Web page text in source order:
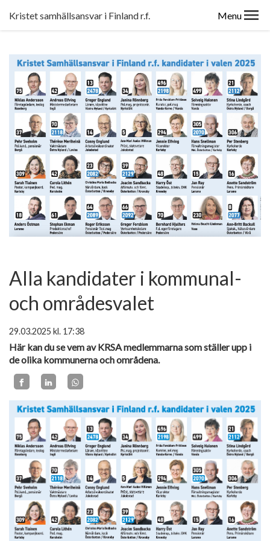
Kristet samhällsansvar i Finland r.f. Menu
Alla kandidater i kommunal-
och områdesvalet
29.03.2025 kl. 17:38
Här kan du se vem av KRSA medlemmarna som ställer upp i
de olika kommunerna och områdena.